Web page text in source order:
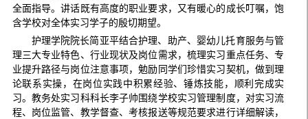
全面指导。讲话既有高度的职业要求，又有暖心的成长叮嘱，饱
含学校对全体实习学子的殷切期望。
护理学院院长简亚平结合护理、助产、婴幼儿托育服务与管
理三大专业特色、行业现状及岗位需求，梳理实习重点任务、专
业提升路径与岗位注意事项，勉励同学们珍惜实习契机，做到理
论联系实操，在岗位实践中积累经验、锤炼技能，顺利完成实
习。教务处实习科科长李子帅围绕学校实习管理制度，对实习流
程、岗位监管、教学督查、考核报送等规范要求进行详细解读，